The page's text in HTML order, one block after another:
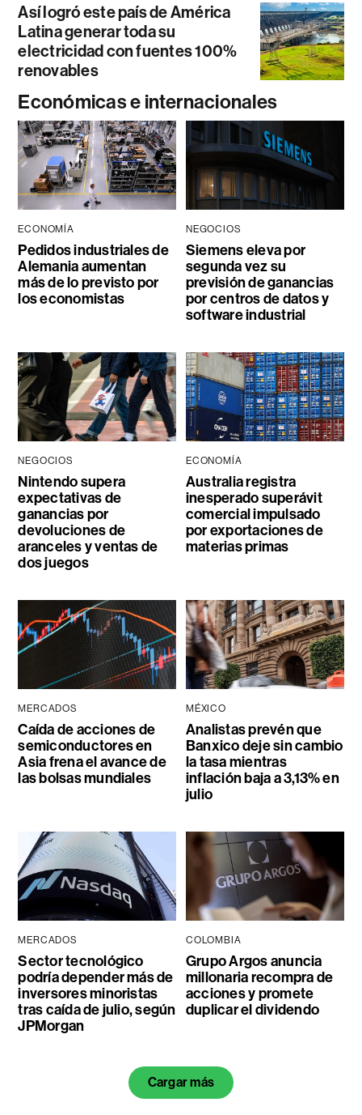
Así logró este país de América
Latina generar toda su
electricidad con fuentes 100%
renovables
Económicas e internacionales
ECONOMÍA
Pedidos industriales de
Alemania aumentan
más de lo previsto por
los economistas
NEGOCIOS
Siemens eleva por
segunda vez su
previsión de ganancias
por centros de datos y
software industrial
NEGOCIOS
Nintendo supera
expectativas de
ganancias por
devoluciones de
aranceles y ventas de
dos juegos
ECONOMÍA
Australia registra
inesperado superávit
comercial impulsado
por exportaciones de
materias primas
MERCADOS
Caída de acciones de
semiconductores en
Asia frena el avance de
las bolsas mundiales
MÉXICO
Analistas prevén que
Banxico deje sin cambio
la tasa mientras
inflación baja a 3,13% en
julio
MERCADOS
Sector tecnológico
podría depender más de
inversores minoristas
tras caída de julio, según
JPMorgan
COLOMBIA
Grupo Argos anuncia
millonaria recompra de
acciones y promete
duplicar el dividendo
Cargar más